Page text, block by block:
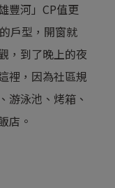
豐河」CP值更
戶型，開窗就
，到了晚上的夜
裡，因為社區規
游泳池、烤箱、
店。